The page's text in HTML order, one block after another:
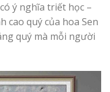
ý nghĩa triết học –
cao quý của hoa Sen
quý mà mỗi người